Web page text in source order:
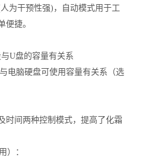
人为干预性强) ，自动模式用于工
便捷。
与U盘的容量有关系
电脑硬盘可使用容量有关系（选
时间两种控制模式，提高了化霜
）：